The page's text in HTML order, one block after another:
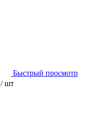
Быстрый просмотр
/ шт